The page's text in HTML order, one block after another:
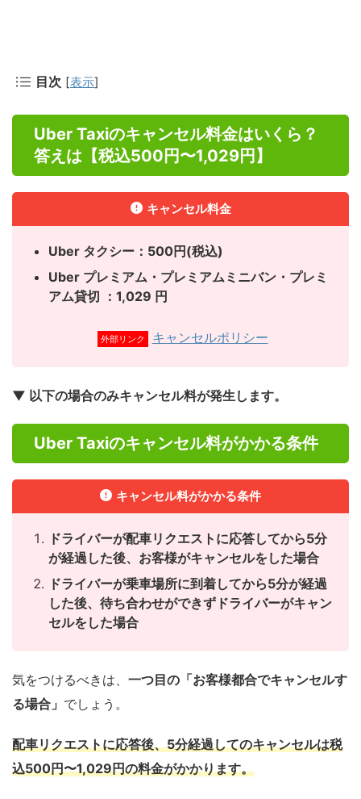
目次 [表示]
Uber Taxiのキャンセル料金はいくら？
答えは【税込500円〜1,029円】
キャンセル料金
Uber タクシー：500円(税込)
Uber プレミアム・プレミアムミニバン・プレミ
アム貸切 ：1,029 円
外部リンク キャンセルポリシー
▼ 以下の場合のみキャンセル料が発生します。
Uber Taxiのキャンセル料がかかる条件
キャンセル料がかかる条件
ドライバーが配車リクエストに応答してから5分
が経過した後、お客様がキャンセルをした場合
ドライバーが乗車場所に到着してから5分が経過
した後、待ち合わせができずドライバーがキャン
セルをした場合
気をつけるべきは、 一つ目の「お客様都合でキャンセルす
る場合」 でしょう。
配車リクエストに応答後、5分経過してのキャンセルは税
込500円〜1,029円の料金がかかります。